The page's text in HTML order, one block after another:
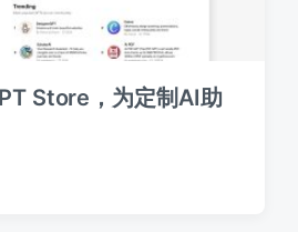
Store，为定制AI助